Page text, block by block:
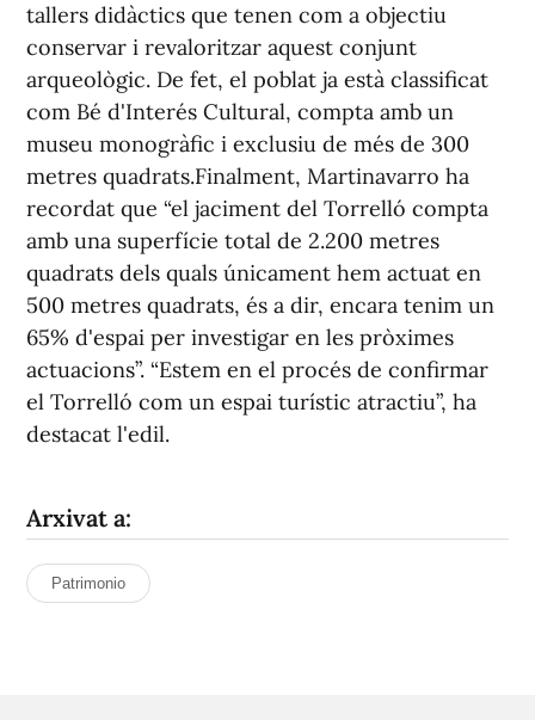
tallers didàctics que tenen com a objectiu
conservar i revaloritzar aquest conjunt
arqueològic. De fet, el poblat ja està classificat
com Bé d'Interés Cultural, compta amb un
museu monogràfic i exclusiu de més de 300
metres quadrats.Finalment, Martinavarro ha
recordat que “el jaciment del Torrelló compta
amb una superfície total de 2.200 metres
quadrats dels quals únicament hem actuat en
500 metres quadrats, és a dir, encara tenim un
65% d'espai per investigar en les pròximes
actuacions”. “Estem en el procés de confirmar
el Torrelló com un espai turístic atractiu”, ha
destacat l'edil.
Arxivat a:
Patrimonio